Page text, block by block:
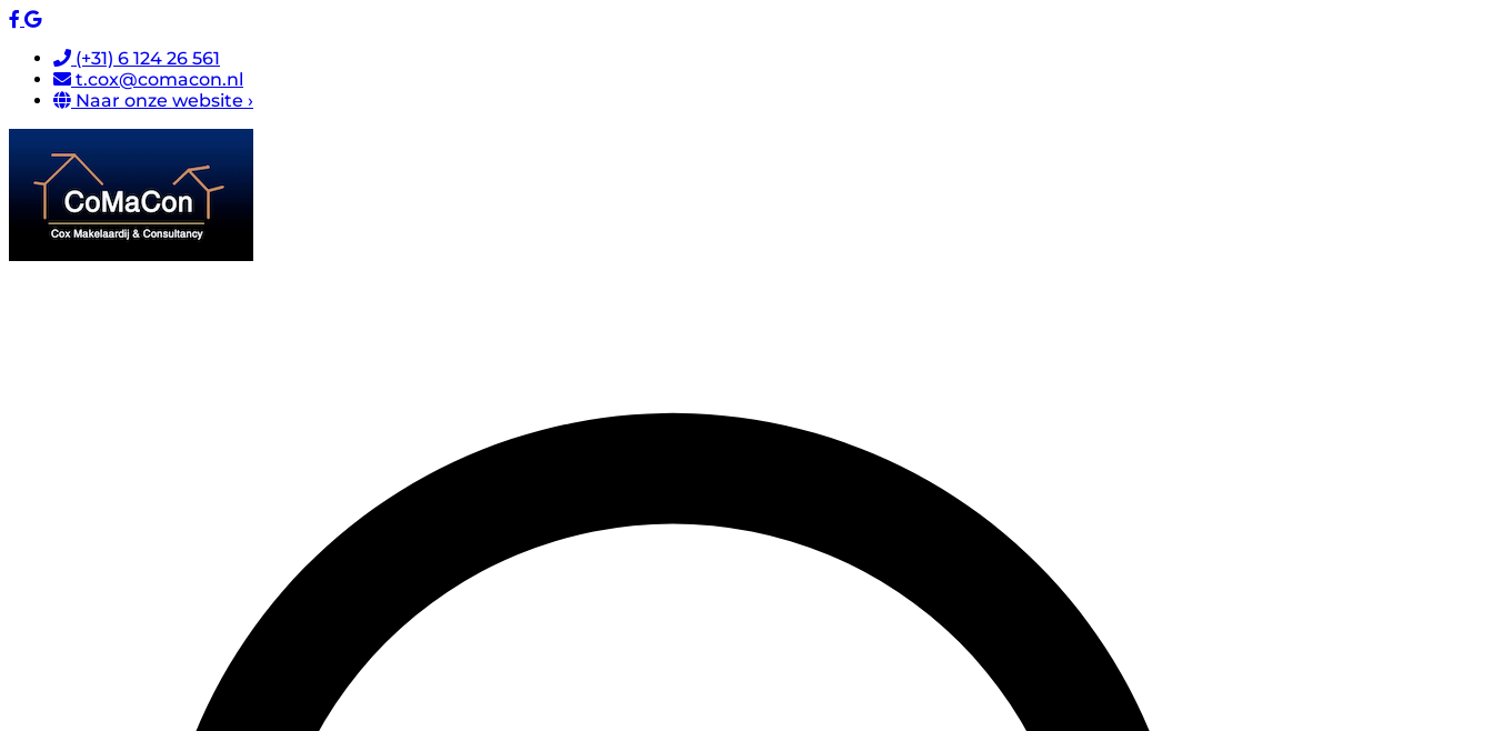
(+31) 6 124 26 561
t.cox@comacon.nl
Naar onze website ›